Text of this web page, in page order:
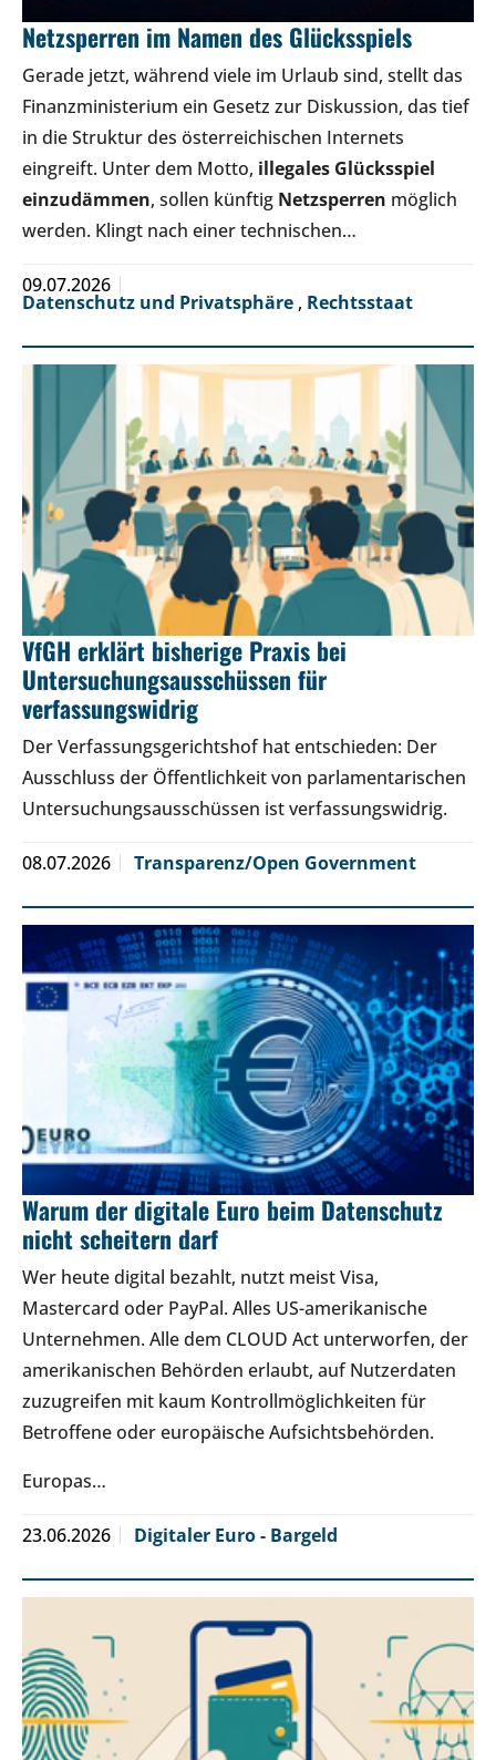
Netzsperren im Namen des Glücksspiels
Gerade jetzt, während viele im Urlaub sind, stellt das
Finanzministerium ein Gesetz zur Diskussion, das tief
in die Struktur des österreichischen Internets
eingreift. Unter dem Motto, illegales Glücksspiel
einzudämmen, sollen künftig Netzsperren möglich
werden. Klingt nach einer technischen…
09.07.2026
Datenschutz und Privatsphäre , Rechtsstaat
VfGH erklärt bisherige Praxis bei
Untersuchungsausschüssen für
verfassungswidrig
Der Verfassungsgerichtshof hat entschieden: Der
Ausschluss der Öffentlichkeit von parlamentarischen
Untersuchungsausschüssen ist verfassungswidrig.
08.07.2026 Transparenz/Open Government
Warum der digitale Euro beim Datenschutz
nicht scheitern darf
Wer heute digital bezahlt, nutzt meist Visa,
Mastercard oder PayPal. Alles US-amerikanische
Unternehmen. Alle dem CLOUD Act unterworfen, der
amerikanischen Behörden erlaubt, auf Nutzerdaten
zuzugreifen mit kaum Kontrollmöglichkeiten für
Betroffene oder europäische Aufsichtsbehörden.
Europas…
23.06.2026 Digitaler Euro - Bargeld